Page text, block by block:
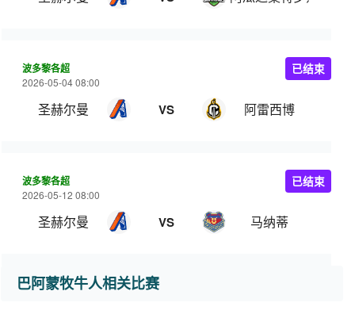
波多黎各超
2026-05-04 08:00
圣赫尔曼 VS 阿雷西博
已结束
波多黎各超
2026-05-12 08:00
圣赫尔曼 VS 马纳蒂
已结束
巴阿蒙牧牛人相关比赛